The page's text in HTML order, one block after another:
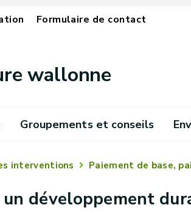
Formulaire de contact
wallonne
Groupements et conseils
interventions Paiement de base,
développement